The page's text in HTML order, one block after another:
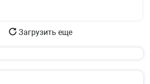
Загрузить еще